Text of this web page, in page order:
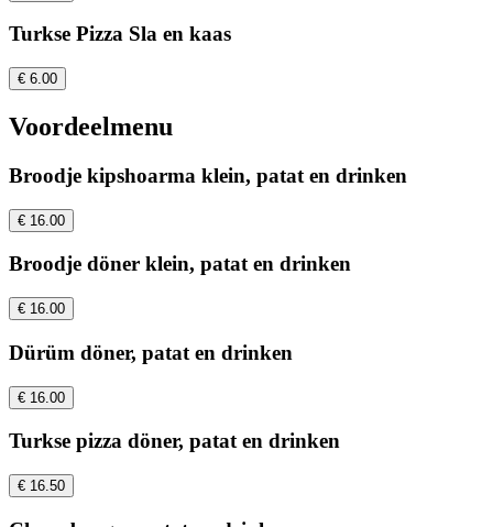
Turkse Pizza Sla en kaas
€ 6.00
Voordeelmenu
Broodje kipshoarma klein, patat en drinken
€ 16.00
Broodje döner klein, patat en drinken
€ 16.00
Dürüm döner, patat en drinken
€ 16.00
Turkse pizza döner, patat en drinken
€ 16.50